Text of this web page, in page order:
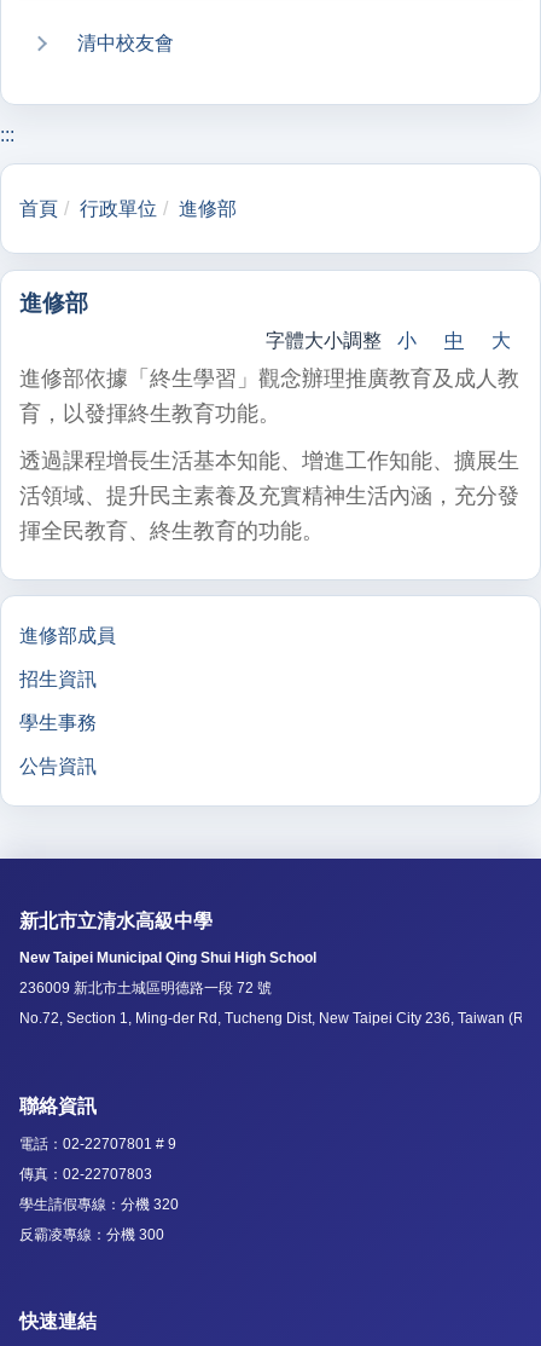
清中校友會
:::
首頁 行政單位 進修部
進修部
字體大小調整 小 中 大
進修部依據「終生學習」觀念辦理推廣教育及成人教
育，以發揮終生教育功能。
透過課程增長生活基本知能、增進工作知能、擴展生
活領域、提升民主素養及充實精神生活內涵，充分發
揮全民教育、終生教育的功能。
進修部成員
招生資訊
學生事務
公告資訊
新北市立清水高級中學
New Taipei Municipal Qing Shui High School
236009 新北市土城區明德路一段 72 號
No.72, Section 1, Ming-der Rd, Tucheng Dist, New Taipei City 236, Taiwan
聯絡資訊
電話：02-22707801 # 9
傳真：02-22707803
學生請假專線：分機 320
反霸凌專線：分機 300
快速連結